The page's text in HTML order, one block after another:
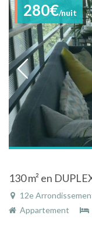
280€/nuit
12e
Appartement